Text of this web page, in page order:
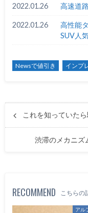
2022.01.26 高速道
2022.01.26
高性能
SUV人
Newsで値引き インプ
これを知っていた
渋滞のメカニズ
RECOMMEND こちらの
アル